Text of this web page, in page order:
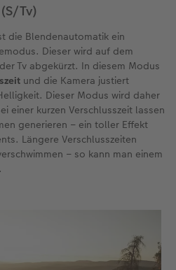
Tv)
die Blendenautomatik ein
Dieser wird auf dem
Tv abgekürzt. In diesem Modus
und die Kamera justiert
Dieser Modus wird daher
einer kurzen Verschlusszeit lassen
generieren – ein toller Effekt
Längere Verschlusszeiten
– so kann man einem